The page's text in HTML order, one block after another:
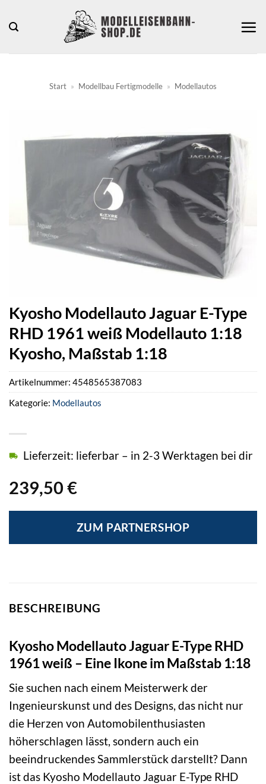
Inhalt
Start » Modellbau Fertigmodelle » Modellautos
Kyosho Modellauto Jaguar E-Type
RHD 1961 weiß Modellauto 1:18
Kyosho, Maßstab 1:18
239,50 €
Lieferzeit: lieferbar – in 2-3 Werktagen bei dir
ZUM PARTNERSHOP
Artikelnummer: 4548565387083
Kategorie: Modellautos
BESCHREIBUNG
Kyosho Modellauto Jaguar E-Type RHD
1961 weiß – Eine Ikone im Maßstab 1:18
Sie suchen nach einem Meisterwerk der
Ingenieurskunst und des Designs, das nicht nur
die Herzen von Automobilenthusiasten
höherschlagen lässt, sondern auch ein
beeindruckendes Sammlerstück darstellt? Dann
ist das Kyosho Modellauto Jaguar E-Type RHD